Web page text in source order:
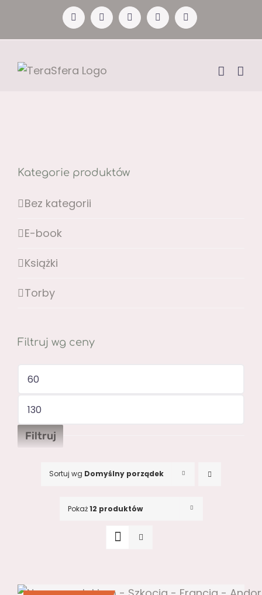
zawartości
FacebookYouTubeInstagramPinterest
X
Sortuj wg Domyślny porządek
Pokaż12 produktów
Kategorie produktów
Bez kategorii
E-book
Książki
Torby
Filtruj wg ceny
Cena
Cena
Filtruj